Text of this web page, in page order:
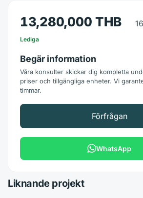
13,280,000 THB
Lediga
Begär information
Våra konsulter skickar dig kompletta
priser och tillgängliga enheter. Vi
timmar.
Förfrågan
WhatsApp
Liknande projekt